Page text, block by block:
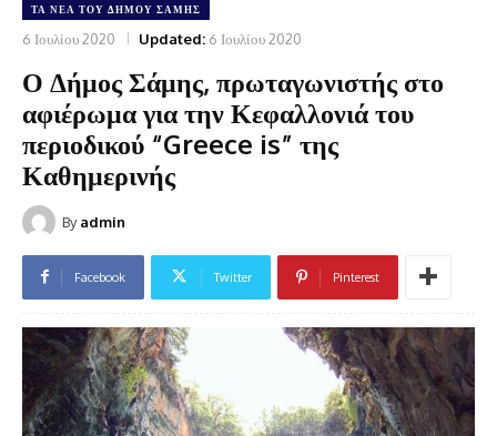
ΤΑ ΝΈΑ ΤΟΥ ΔΉΜΟΥ ΣΆΜΗΣ
6 Ιουλίου 2020 Updated: 6 Ιουλίου 2020
Ο Δήμος Σάμης, πρωταγωνιστής στο
αφιέρωμα για την Κεφαλλονιά του
περιοδικού “Greece is” της
Καθημερινής
By admin
Facebook Twitter Pinterest